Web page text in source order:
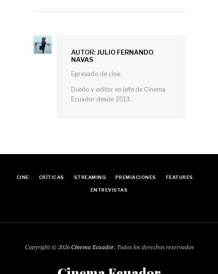
AUTOR:JULIO FERNANDO
NAVAS
Egresado de cine.
Dueño y editor en jefe de Cinema
Ecuador desde 2013.
CINE CRÍTICAS STREAMING PREMIACIONES FEATURES
ENTREVISTAS
Copyright © 2026Cinema Ecuador. Todos los derechos reservados